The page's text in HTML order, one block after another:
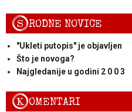
SRODNE NOVICE
"Ukleti putopis" je objavljen
Što je novoga?
Najgledanije u godini 2 0 0 3
KOMENTARI